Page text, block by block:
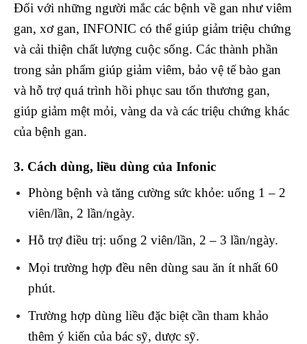
Đối với những người mắc các bệnh về gan như viêm
gan, xơ gan, INFONIC có thể giúp giảm triệu chứng
và cải thiện chất lượng cuộc sống. Các thành phần
trong sản phẩm giúp giảm viêm, bảo vệ tế bào gan
và hỗ trợ quá trình hồi phục sau tổn thương gan,
giúp giảm mệt mỏi, vàng da và các triệu chứng khác
của bệnh gan.
3. Cách dùng, liều dùng của Infonic
Phòng bệnh và tăng cường sức khỏe: uống 1 – 2
viên/lần, 2 lần/ngày.
Hỗ trợ điều trị: uống 2 viên/lần, 2 – 3 lần/ngày.
Mọi trường hợp đều nên dùng sau ăn ít nhất 60
phút.
Trường hợp dùng liều đặc biệt cần tham khảo
thêm ý kiến của bác sỹ, dược sỹ.